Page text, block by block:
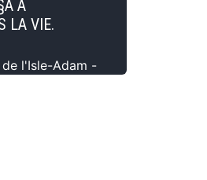
Ã
LA VIE.
l'Isle-Adam -